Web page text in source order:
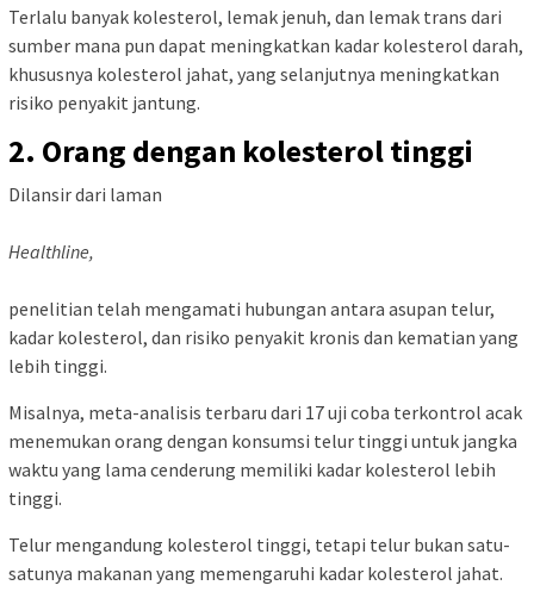
Terlalu banyak kolesterol, lemak jenuh, dan lemak trans dari
sumber mana pun dapat meningkatkan kadar kolesterol darah,
khususnya kolesterol jahat, yang selanjutnya meningkatkan
risiko penyakit jantung.
2. Orang dengan kolesterol tinggi
Dilansir dari laman
Healthline,
penelitian telah mengamati hubungan antara asupan telur,
kadar kolesterol, dan risiko penyakit kronis dan kematian yang
lebih tinggi.
Misalnya, meta-analisis terbaru dari 17 uji coba terkontrol acak
menemukan orang dengan konsumsi telur tinggi untuk jangka
waktu yang lama cenderung memiliki kadar kolesterol lebih
tinggi.
Telur mengandung kolesterol tinggi, tetapi telur bukan satu-
satunya makanan yang memengaruhi kadar kolesterol jahat.